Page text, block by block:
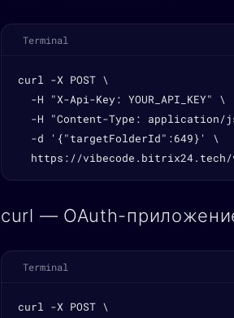
Terminal
curl -X POST \
  -H "X-Api-Key: YOUR_API_KEY" \
-H "Content-Type: application/
  -d '{"targetFolderId":649}' \
https://
curl — OAuth-
Terminal
curl -X POST \